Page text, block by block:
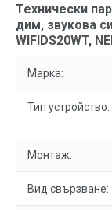
Технически
дим, звукова
WIFIDS20WT,
Марка:
Тип устройство:
Монтаж:
Вид свързване: